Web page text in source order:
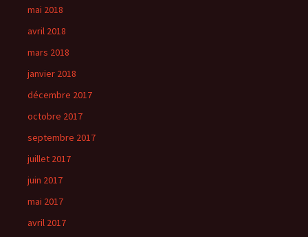
mai 2018
avril 2018
mars 2018
janvier 2018
décembre 2017
octobre 2017
septembre 2017
juillet 2017
juin 2017
mai 2017
avril 2017